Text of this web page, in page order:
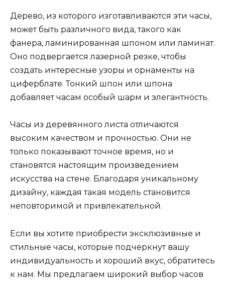
Дерево, из которого изготавливаются эти часы,
может быть различного вида, такого как
фанера, ламинированная шпоном или ламинат.
Оно подвергается лазерной резке, чтобы
создать интересные узоры и орнаменты на
циферблате. Тонкий шпон или шпона
добавляет часам особый шарм и элегантность.
Часы из деревянного листа отличаются
высоким качеством и прочностью. Они не
только показывают точное время, но и
становятся настоящим произведением
искусства на стене. Благодаря уникальному
дизайну, каждая такая модель становится
неповторимой и привлекательной.
Если вы хотите приобрести эксклюзивные и
стильные часы, которые подчеркнут вашу
индивидуальность и хороший вкус, обратитесь
к нам. Мы предлагаем широкий выбор часов